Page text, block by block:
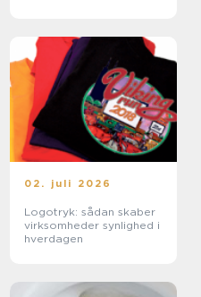
02. juli 2026
Logotryk: sådan skaber
virksomheder synlighed i
hverdagen